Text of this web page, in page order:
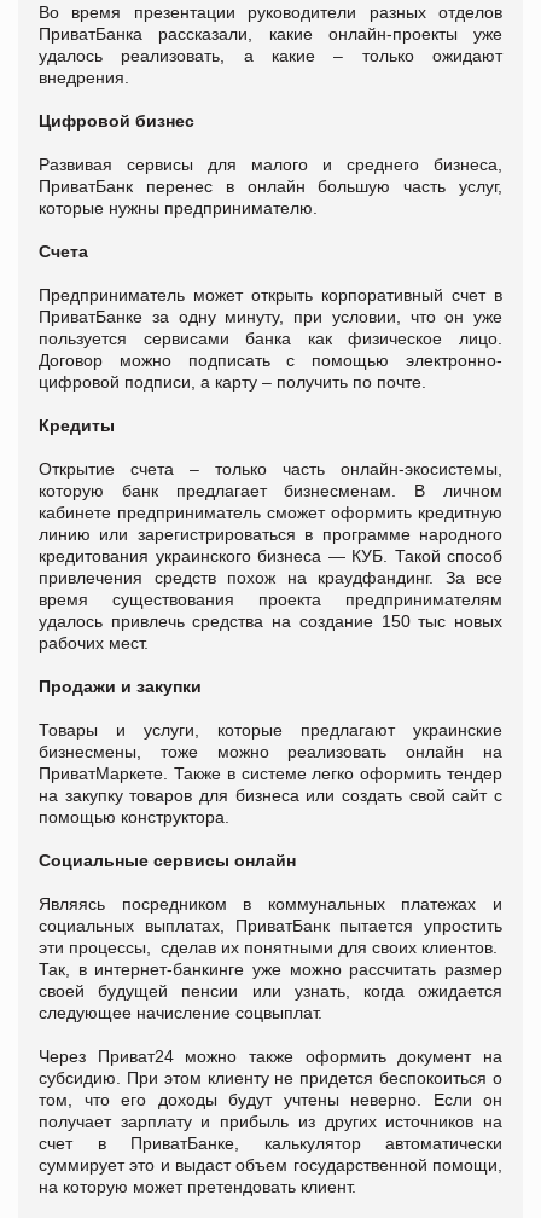
Во время презентации руководители разных отделов
ПриватБанка рассказали, какие онлайн-проекты уже
удалось реализовать, а какие – только ожидают
внедрения.
Цифровой бизнес
Развивая сервисы для малого и среднего бизнеса,
ПриватБанк перенес в онлайн большую часть услуг,
которые нужны предпринимателю.
Счета
Предприниматель может открыть корпоративный счет в
ПриватБанке за одну минуту, при условии, что он уже
пользуется сервисами банка как физическое лицо.
Договор можно подписать с помощью электронно-
цифровой подписи, а карту – получить по почте.
Кредиты
Открытие счета – только часть онлайн-экосистемы,
которую банк предлагает бизнесменам. В личном
кабинете предприниматель сможет оформить кредитную
линию или зарегистрироваться в программе народного
кредитования украинского бизнеса — КУБ. Такой способ
привлечения средств похож на краудфандинг. За все
время существования проекта предпринимателям
удалось привлечь средства на создание 150 тыс новых
рабочих мест.
Продажи и закупки
Товары и услуги, которые предлагают украинские
бизнесмены, тоже можно реализовать онлайн на
ПриватМаркете. Также в системе легко оформить тендер
на закупку товаров для бизнеса или создать свой сайт с
помощью конструктора.
Социальные сервисы онлайн
Являясь посредником в коммунальных платежах и
социальных выплатах, ПриватБанк пытается упростить
эти процессы, сделав их понятными для своих клиентов.
Так, в интернет-банкинге уже можно рассчитать размер
своей будущей пенсии или узнать, когда ожидается
следующее начисление соцвыплат.
Через Приват24 можно также оформить документ на
субсидию. При этом клиенту не придется беспокоиться о
том, что его доходы будут учтены неверно. Если он
получает зарплату и прибыль из других источников на
счет в ПриватБанке, калькулятор автоматически
суммирует это и выдаст объем государственной помощи,
на которую может претендовать клиент.